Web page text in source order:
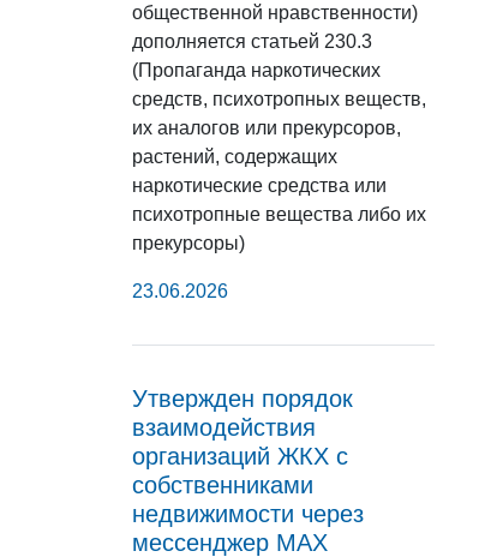
общественной нравственности)
дополняется статьей 230.3
(Пропаганда наркотических
средств, психотропных веществ,
их аналогов или прекурсоров,
растений, содержащих
наркотические средства или
психотропные вещества либо их
прекурсоры)
23.06.2026
Утвержден порядок
взаимодействия
организаций ЖКХ с
собственниками
недвижимости через
мессенджер MAX